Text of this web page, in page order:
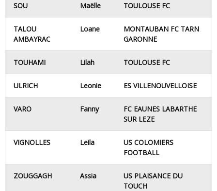
SOU Maëlle TOULOUSE FC
TALOU
AMBAYRAC
Loane
MONTAUBAN FC TARN
GARONNE
TOUHAMI Lilah TOULOUSE FC
ULRICH Leonie ES VILLENOUVELLOISE
VARO Fanny
FC EAUNES LABARTHE
SUR LEZE
VIGNOLLES Leila
US COLOMIERS
FOOTBALL
ZOUGGAGH Assia
US PLAISANCE DU
TOUCH